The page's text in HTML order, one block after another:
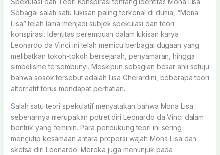
Spekulasi dan Teori Konspirasi tentang Identitas Mona Lisa
Sebagai salah satu lukisan paling terkenal di dunia, “Mona
Lisa” telah lama menjadi subjek spekulasi dan teori
konspirasi. Identitas perempuan dalam lukisan karya
Leonardo da Vinci ini telah memicu berbagai dugaan yang
melibatkan tokoh-tokoh bersejarah, penyamaran, hingga
simbolisme tersembunyi. Meskipun sebagian besar ahli setuju
bahwa sosok tersebut adalah Lisa Gherardini, beberapa teori
alternatif terus mendapat perhatian.
Salah satu teori spekulatif menyatakan bahwa Mona Lisa
sebenarnya merupakan potret diri Leonardo da Vinci dalam
bentuk yang feminin. Para pendukung teori ini sering
mengutip kesamaan antara proporsi wajah Mona Lisa dan
sketsa diri Leonardo. Mereka juga menunjuk pada